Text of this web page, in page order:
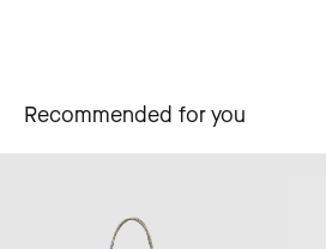
Recommended for you